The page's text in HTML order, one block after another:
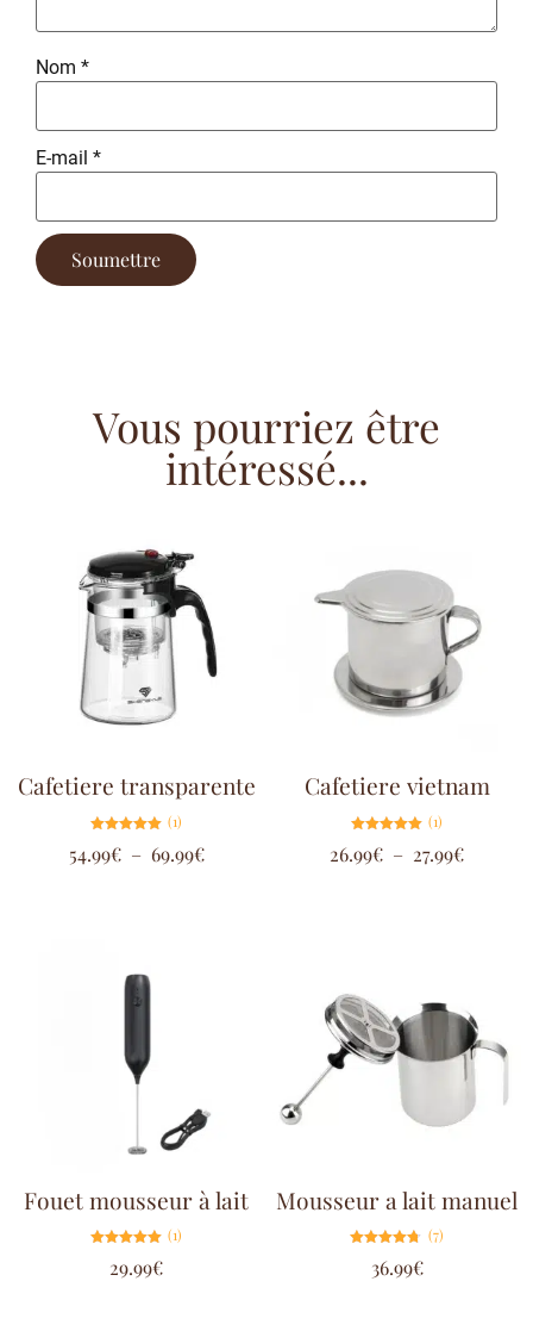
Nom *
E-mail *
Vous pourriez être
intéressé...
Cafetiere transparente
5.00
sur 5
(1)
54.99€ – 69.99€
Cafetiere vietnam
5.00
sur 5
(1)
26.99€ – 27.99€
Fouet mousseur à lait
5.00
sur 5
(1)
29.99€
Mousseur a lait manuel
4.71
sur 5
(7)
36.99€